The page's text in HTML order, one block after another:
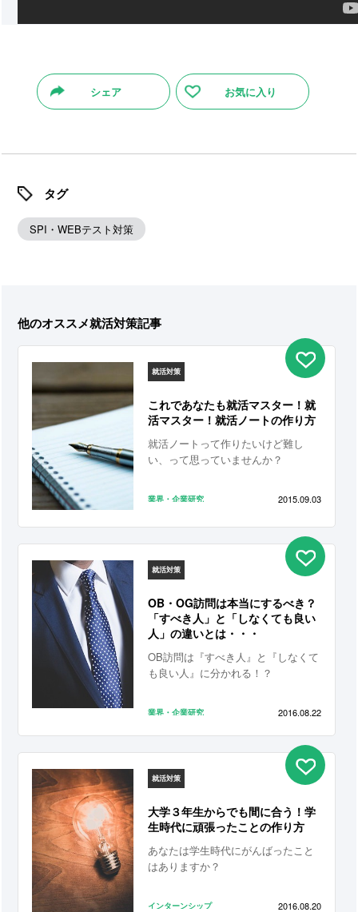
シェア お気に入り
タグ
SPI・WEBテスト対策
他のオススメ就活対策記事
就活対策
これであなたも就活マスター！就
活マスター！就活ノートの作り方
就活ノートって作りたいけど難し
い、って思っていませんか？
業界・企業研究 2015.09.03
就活対策
OB・OG訪問は本当にするべき？
「すべき人」と「しなくても良い
人」の違いとは・・・
OB訪問は『すべき人』と『しなくて
も良い人』に分かれる！？
業界・企業研究 2016.08.22
就活対策
大学３年生からでも間に合う！学
生時代に頑張ったことの作り方
あなたは学生時代にがんばったこと
はありますか？
インターンシップ 2016.08.20